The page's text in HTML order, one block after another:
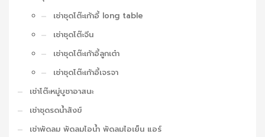
เช่าชุดโต๊ะเก้าอี้ long table
เช่าชุดโต๊ะจีน
เช่าชุดโต๊ะเก้าอี้ลูกเต๋า
เช่าชุดโต๊ะเก้าอี้เจรจา
เช่าโต๊ะหมู่บูชาอาสนะ
เช่าชุดรดน้ำสังข์
เช่าพัดลม พัดลมไอน้ำ พัดลมไอเย็น แอร์